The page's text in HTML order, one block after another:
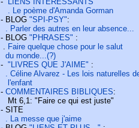
. Le poème d'Amanda Gorman
- BLOG "SPI-PSY":
. Parler des autres en leur absence...
- BLOG "PHRASES" :
. Faire quelque chose pour le salut
du monde...(?)
- "LIVRES QUE J'AIME" :
. Céline Alvarez - Les lois naturelles
l'enfant
- COMMENTAIRES BIBLIQUES:
Mt 6,1: "Faire ce qui est juste"
- SITE
. La messe que j'aime